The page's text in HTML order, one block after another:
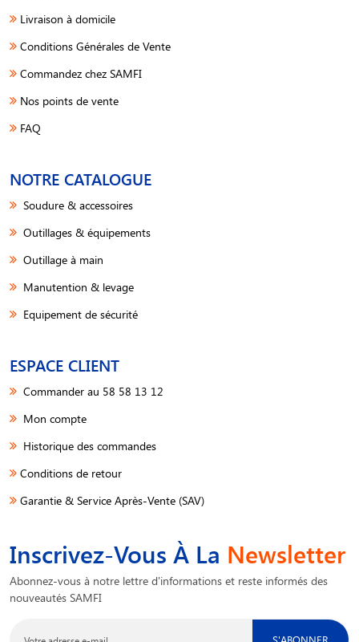
Livraison à domicile
Conditions Générales de Vente
Commandez chez SAMFI
Nos points de vente
FAQ
NOTRE CATALOGUE
Soudure & accessoires
Outillages & équipements
Outillage à main
Manutention & levage
Equipement de sécurité
ESPACE CLIENT
Commander au 58 58 13 12
Mon compte
Historique des commandes
Conditions de retour
Garantie & Service Après-Vente (SAV)
Inscrivez-Vous À La Newsletter
Abonnez-vous à notre lettre d'informations et reste informés des
nouveautés SAMFI